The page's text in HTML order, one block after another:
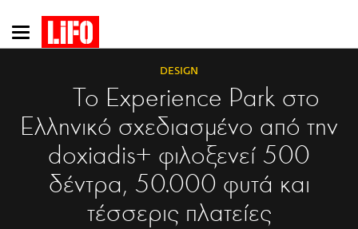
Παράκαμψη
προς
DESIGN
Το Experience Park στο
Ελληνικό σχεδιασμένο από την
doxiadis+ φιλοξενεί 500
δέντρα, 50.000 φυτά και
τέσσερις πλατείες